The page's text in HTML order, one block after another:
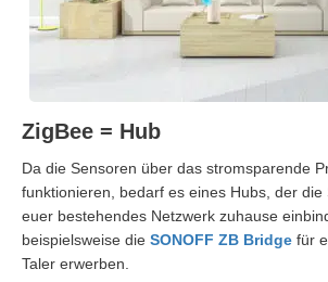
ZigBee = Hub
Da die Sensoren über das stromsparende
funktionieren, bedarf es eines Hubs, der die
euer bestehendes Netzwerk zuhause
beispielsweise die SONOFF ZB Bridge für
Taler erwerben.